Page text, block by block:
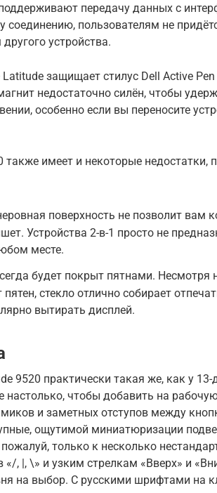
передачу данных с
соединению, пользователям не
устройства.
защищает стилус Dell Active
недостаточно силён, чтобы
особенно если вы переносите
имеет и некоторые недостатки,
поверхность не позволит вам
Устройства 2-в-1 просто не
месте.
будет покрыт пятнами. Несмотря
стекло отлично собирает
вытирать дисплей.
9520 практически такая же, как у
настолько, чтобы добавить на
и заметных отступов между
ощутимой миниатюризации
только к несколько
, |, \» и узким стрелкам «Вверх» и
на выбор. С русскими шрифтами на